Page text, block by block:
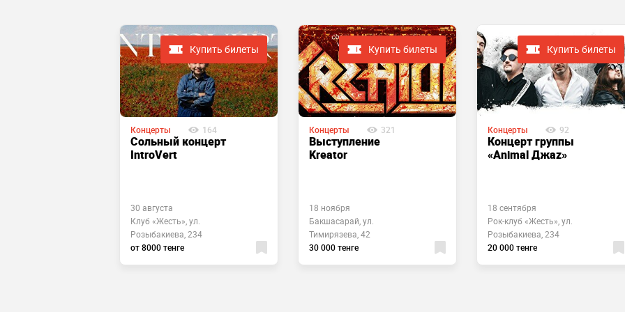
Купить билеты
Концерты 164
Сольный концерт
IntroVert
30 августа
Клуб «Жесть», ул.
Розыбакиева, 234
от 8000 тенге
Купить билеты
Концерты 321
Выступление
Kreator
18 ноября
Бакшасарай, ул.
Тимирязева, 42
30 000 тенге
Купить билеты
Концерты 92
Концерт группы
«Animal Джаz»
18 сентября
Рок-клуб «Жесть», ул.
Розыбакиева, 234
20 000 тенге